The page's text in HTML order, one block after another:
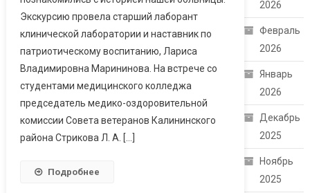
Экскурсию провела старший лаборант
клинической лаборатории и наставник по
патриотическому воспитанию, Лариса
Владимировна Марининова. На встрече со
студентами медицинского колледжа
председатель медико-оздоровительной
комиссии Совета ветеранов Калининского
района Стрикова Л. А. […]
Подробнее
2026
Февраль
2026
Январь
2026
Декабрь
2025
Ноябрь
2025